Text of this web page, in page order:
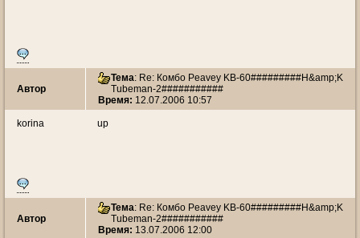
Автор
Тема: Re: Комбо Peavey KB-60#########H&amp;K
Tubeman-2###########
Время: 12.07.2006 10:57
korina up
Автор
Тема: Re: Комбо Peavey KB-60#########H&amp;K
Tubeman-2###########
Время: 13.07.2006 12:00